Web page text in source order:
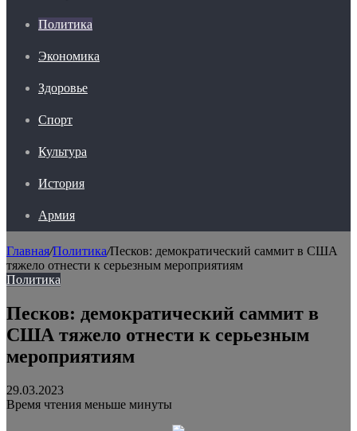
Политика
Экономика
Здоровье
Спорт
Культура
История
Армия
Главная/Политика/Песков: демократический саммит в США
тяжело отнести к серьезным мероприятиям
Политика
Песков: демократический саммит в
США тяжело отнести к серьезным
мероприятиям
29.03.2023
Время чтения меньше минуты